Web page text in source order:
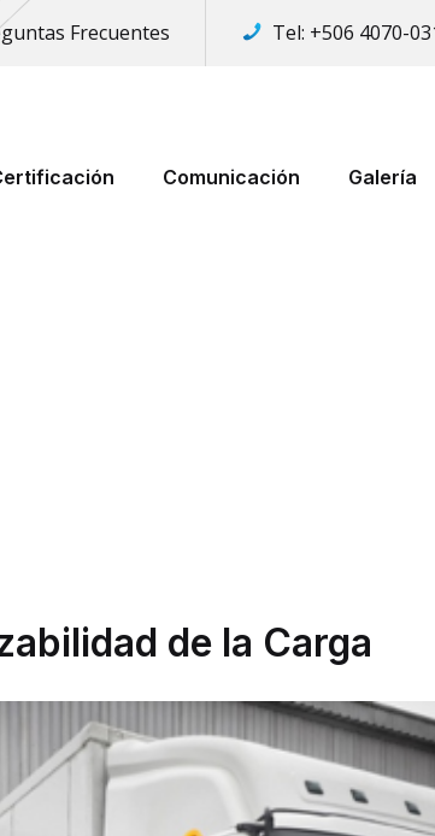
Frecuentes Tel: +506 4070-
Comunicación Galería
de la Carga